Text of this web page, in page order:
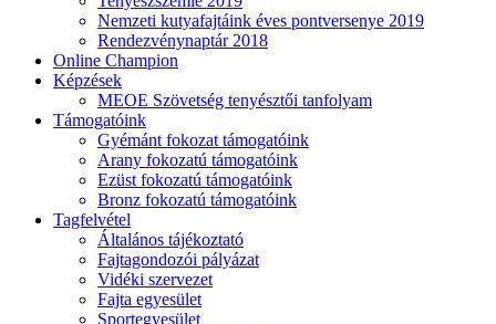
Nemzeti kutyafajtáink éves pontversenye 2019
Rendezvénynaptár 2018
Online Champion
Képzések
MEOE Szövetség tenyésztői tanfolyam
Támogatóink
Gyémánt fokozat támogatóink
Arany fokozatú támogatóink
Ezüst fokozatú támogatóink
Bronz fokozatú támogatóink
Tagfelvétel
Általános tájékoztató
Fajtagondozói pályázat
Vidéki szervezet
Fajta egyesület
Sportegyesület